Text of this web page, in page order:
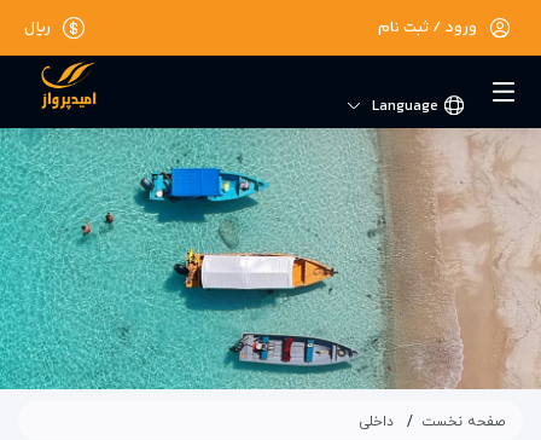
ریال ورود / ثبت نام
Language
صفحه نخست داخلی